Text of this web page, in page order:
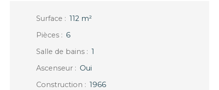
Surface : 112 m²
Pièces : 6
Salle de bains : 1
Ascenseur : Oui
Construction : 1966